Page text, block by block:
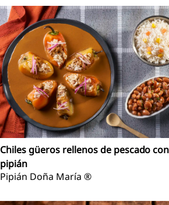
Chiles güeros rellenos de pescado con
pipián
Pipián Doña María ®